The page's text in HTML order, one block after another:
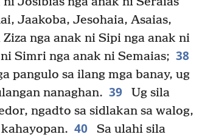
Jaakoba, Jesohaia, Asaias,
Ziza nga anak ni Sipi nga anak ni
Simri nga anak ni Semaias; 38
pangulo sa ilang mga banay, ug
nanaghan. 39
Ug sila
ngadto sa sidlakan sa walog,
40
Sa ulahi sila